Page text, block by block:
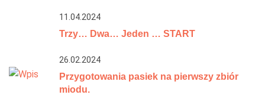
11.04.2024
Trzy… Dwa… Jeden … START
26.02.2024
Przygotowania pasiek na pierwszy zbiór
miodu.